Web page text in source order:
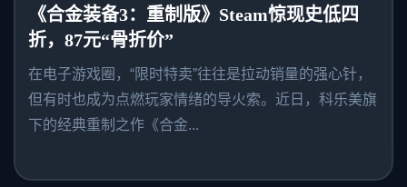
《合金装备3：重制版》Steam惊现史低四
折，87元“骨折价”
在电子游戏圈，“限时特卖”往往是拉动销量的强心针，
但有时也成为点燃玩家情绪的导火索。近日，科乐美旗
下的经典重制之作《合金...